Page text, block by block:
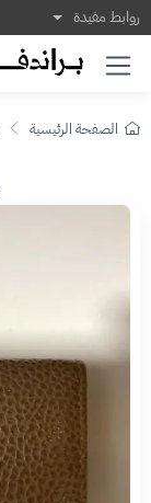
روابط مفيدة
الصفحة الرئيسية